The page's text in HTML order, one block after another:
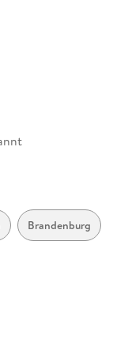
Brandenburg